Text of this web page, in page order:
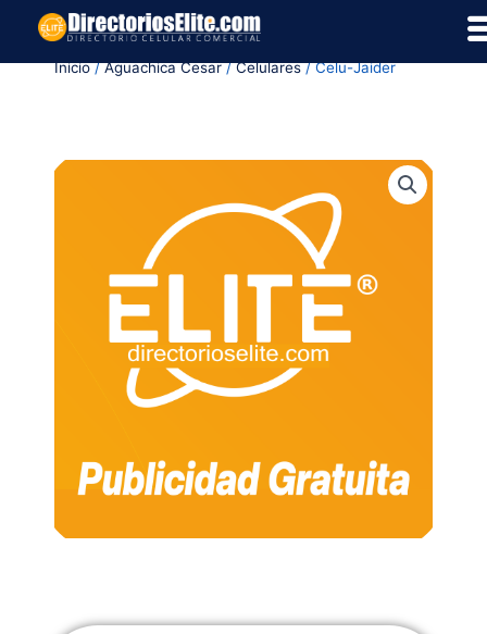
contenidoInicio/Aguachica Cesar/Celulares/ Celu-Jaider